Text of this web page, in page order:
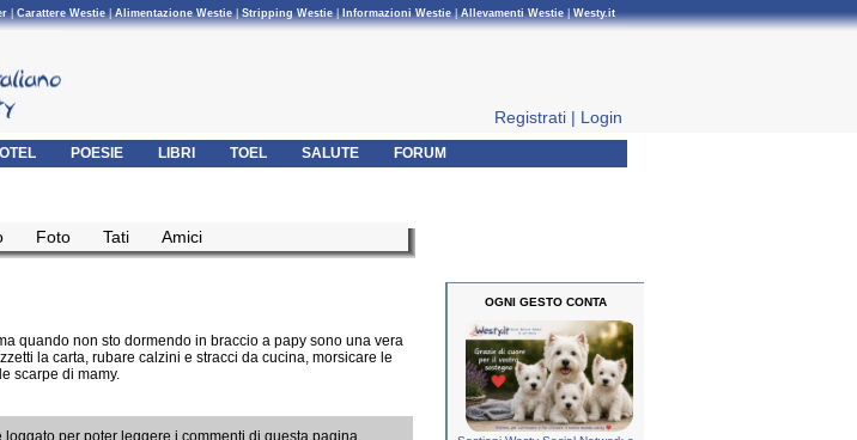
|Carattere Westie|Alimentazione Westie|Stripping Westie| Informazioni Westie|Allevamenti Westie|Westy.it
Registrati | Login
POESIE LIBRI TOEL SALUTE FORUM
Foto Tati Amici
quando non sto dormendo in braccio a papy sono una vera
la carta, rubare calzini e stracci da cucina, morsicare le
scarpe di mamy.
loggato per poter leggere i commenti di questa pagina.
OGNI GESTO CONTA